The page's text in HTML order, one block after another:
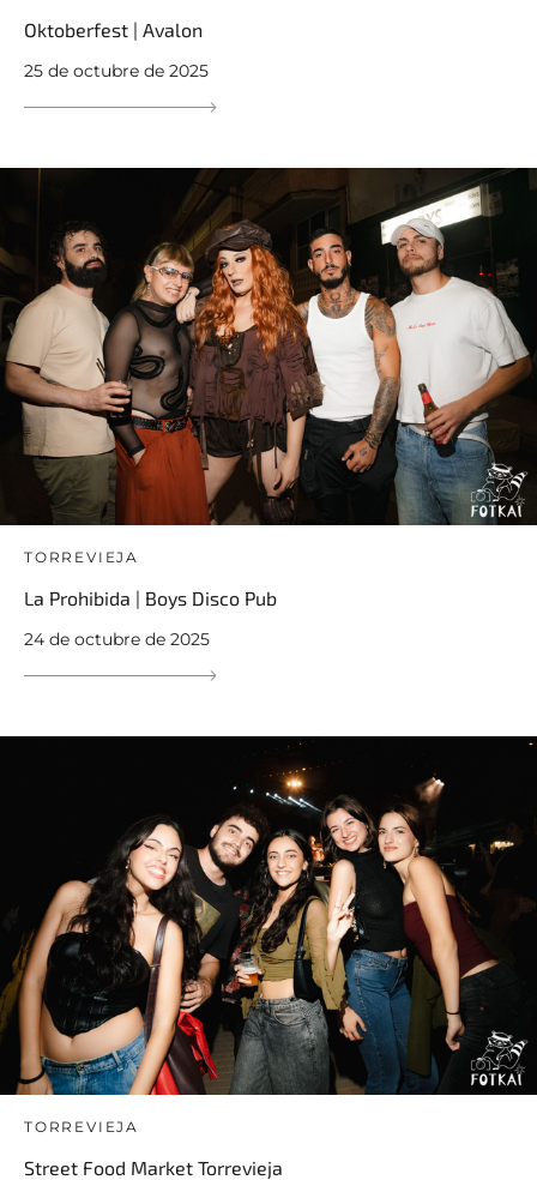
Oktoberfest | Avalon
25 de octubre de 2025
TORREVIEJA
La Prohibida | Boys Disco Pub
24 de octubre de 2025
TORREVIEJA
Street Food Market Torrevieja